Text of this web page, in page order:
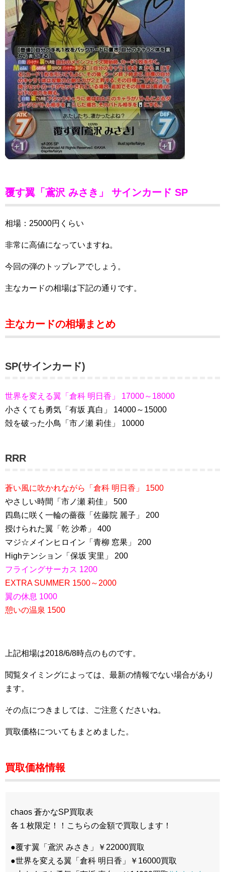
覆す翼「鳶沢 みさき」 サインカード SP
相場：25000円くらい
非常に高値になっていますね。
今回の弾のトップレアでしょう。
主なカードの相場は下記の通りです。
主なカードの相場まとめ
SP(サインカード)
世界を変える翼「倉科 明日香」 17000～18000
小さくても勇気「有坂 真白」 14000～15000
殻を破った小鳥「市ノ瀬 莉佳」 10000
RRR
蒼い風に吹かれながら「倉科 明日香」 1500
やさしい時間「市ノ瀬 莉佳」 500
四島に咲く一輪の薔薇「佐藤院 麗子」 200
授けられた翼「乾 沙希」 400
マジ☆メインヒロイン「青柳 窓果」 200
Highテンション「保坂 実里」 200
フライングサーカス 1200
EXTRA SUMMER 1500～2000
翼の休息 1000
憩いの温泉 1500
上記相場は2018/6/8時点のものです。
閲覧タイミングによっては、最新の情報でない場合があり
ます。
その点につきましては、ご注意くださいね。
買取価格についてもまとめました。
買取価格情報
chaos 蒼かなSP買取表
各１枚限定！！こちらの金額で買取します！
●覆す翼「鳶沢 みさき」￥22000買取
●世界を変える翼「倉科 明日香」￥16000買取